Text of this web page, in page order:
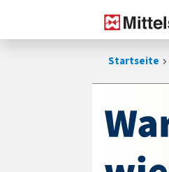
Startseite